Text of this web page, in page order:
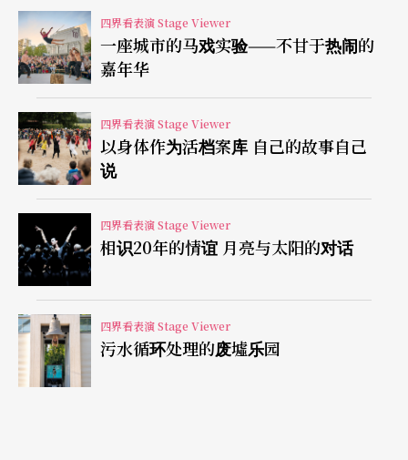
不同。埃氏擅用理法与情义之间的冲突，营造戏剧
张力，并强调城邦之中不同价值观的对立与平衡。
对于这位「悲剧之父」而言，傲慢的人类破坏了宇
宙平稳的秩序，唯有神的考验才能将他导向正途。
即使神明决定了角色的命运，但祂们也会适时介
入，避免群体陷入无路可出的窘境。而尤氏在作品
中则不强调诸神至高无上的权力，并删减了歌队的
哲学思辨。他著重心理描绘，突显出悲剧英雄身处
两难的复杂感受，尤其是女性角色。这位悲天悯人
的剧作家透过同情的角度和人性化的手法去描绘神
话人物，让戏剧情境更贴近日常生活。他笔下的英
雄充满激情，不顾一切向逆境挑战，也注定了他们
四界看表演 Stage Viewer
一座城市的马戏实验——不甘于热闹的
嘉年华
四界看表演 Stage Viewer
以身体作为活档案库 自己的故事自己
说
四界看表演 Stage Viewer
相识20年的情谊 月亮与太阳的对话
四界看表演 Stage Viewer
污水循环处理的废墟乐园